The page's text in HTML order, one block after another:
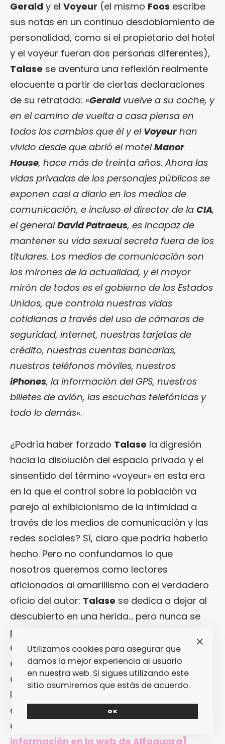
Gerald y el Voyeur (el mismo Foos escribe
sus notas en un continuo desdoblamiento de
personalidad, como si el propietario del hotel
y el voyeur fueran dos personas diferentes),
Talase se aventura una reflexión realmente
elocuente a partir de ciertas declaraciones
de su retratado: «Geraldvuelve a su coche, y
en el camino de vuelta a casa piensa en
todos los cambios que él y el Voyeur han
vivido desde que abrió el motelManor
House, hace más de treinta años. Ahora las
vidas privadas de los personajes públicos se
exponen casi a diario en los medios de
comunicación, e incluso el director de la CIA,
el generalDavid Patraeus, es incapaz de
mantener su vida sexual secreta fuera de los
titulares. Los medios de comunicación son
los mirones de la actualidad, y el mayor
mirón de todos es el gobierno de los Estados
Unidos, que controla nuestras vidas
cotidianas a través del uso de cámaras de
seguridad, internet, nuestras tarjetas de
crédito, nuestras cuentas bancarias,
nuestros teléfonos móviles, nuestros
iPhones, la información del GPS, nuestros
billetes de avión, las escuchas telefónicas y
todo lo demás«.
¿Podría haber forzado Talase la digresión
hacia la disolución del espacio privado y el
sinsentido del término «voyeur» en esta era
en la que el control sobre la población va
parejo al exhibicionismo de la intimidad a
través de los medios de comunicación y las
redes sociales? Sí, claro que podría haberlo
hecho. Pero no confundamos lo que
nosotros queremos como lectores
aficionados al amarillismo con el verdadero
oficio del autor: Talase se dedica a dejar al
descubierto en una herida… pero nunca se
permite la licencia de meter el dedo en ella y
escarbar para que salga la pus, para que
corra la sangre. Al que le corresponde la
actitud carroñera es, sin lugar a dudas, al
lector. Que sea él quien opte por un papel
activo en «
El Motel del Voyeur
el dedo en la herida (si es valiente).
información en la web de Alfaguara]
Utilizamos cookies para asegurar que
damos la mejor experiencia al usuario
en nuestra web. Si sigues utilizando este
sitio asumiremos que estás de acuerdo.
OK